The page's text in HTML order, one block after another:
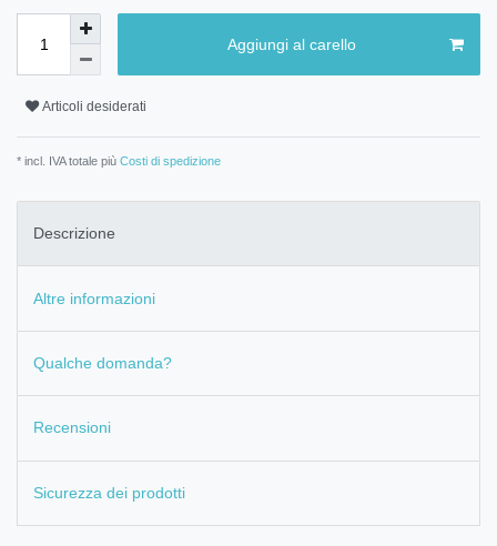
Aggiungi al carello
Articoli desiderati
* incl. IVA totale più Costi di spedizione
Descrizione
Altre informazioni
Qualche domanda?
Recensioni
Sicurezza dei prodotti